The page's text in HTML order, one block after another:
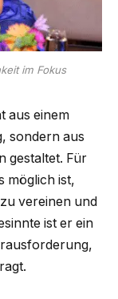
im Fokus
aus einem
sondern aus
gestaltet. Für
möglich ist,
vereinen und
ist er ein